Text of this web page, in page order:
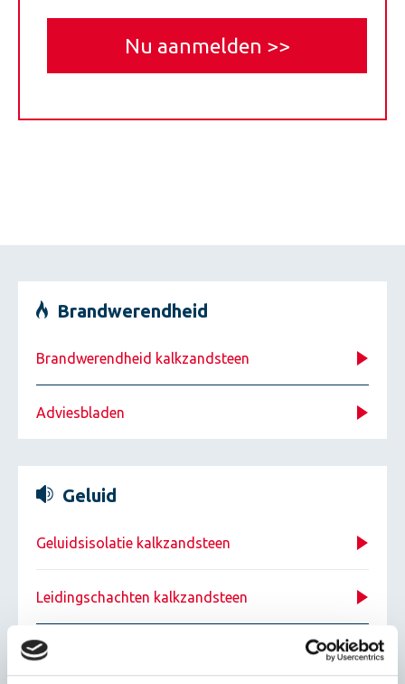
Nu aanmelden >>
Brandwerendheid
Brandwerendheid kalkzandsteen
Adviesbladen
Geluid
Geluidsisolatie kalkzandsteen
Leidingschachten kalkzandsteen
Adviesbladen